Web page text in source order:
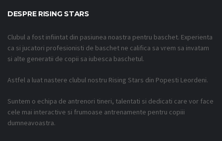
DESPRE RISING STARS
Clubul a fost infiintat din pasiunea noastra pentru baschet. Experienta
ca si jucatori profesionisti de baschet ne califica sa vrem sa invatam
si alte generatii de copii sa iubesca baschetul.
Astfel a luat nastere clubul nostru Rising Stars din Popesti Leordeni.
Suntem o echipa de antrenori tineri, talentati si dedicati care vor face
cele mai interactive si frumoase antrenamente pentru copiii
dumneavoastra.